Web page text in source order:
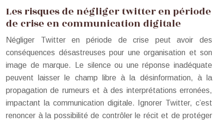
Les risques de négliger twitter en période
de crise en communication digitale
Négliger Twitter en période de crise peut avoir des
conséquences désastreuses pour une organisation et son
image de marque. Le silence ou une réponse inadéquate
peuvent laisser le champ libre à la désinformation, à la
propagation de rumeurs et à des interprétations erronées,
impactant la communication digitale. Ignorer Twitter, c’est
renoncer à la possibilité de contrôler le récit et de protéger